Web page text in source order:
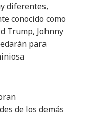
diferentes,
conocido como
Trump, Johnny
para
de los demás